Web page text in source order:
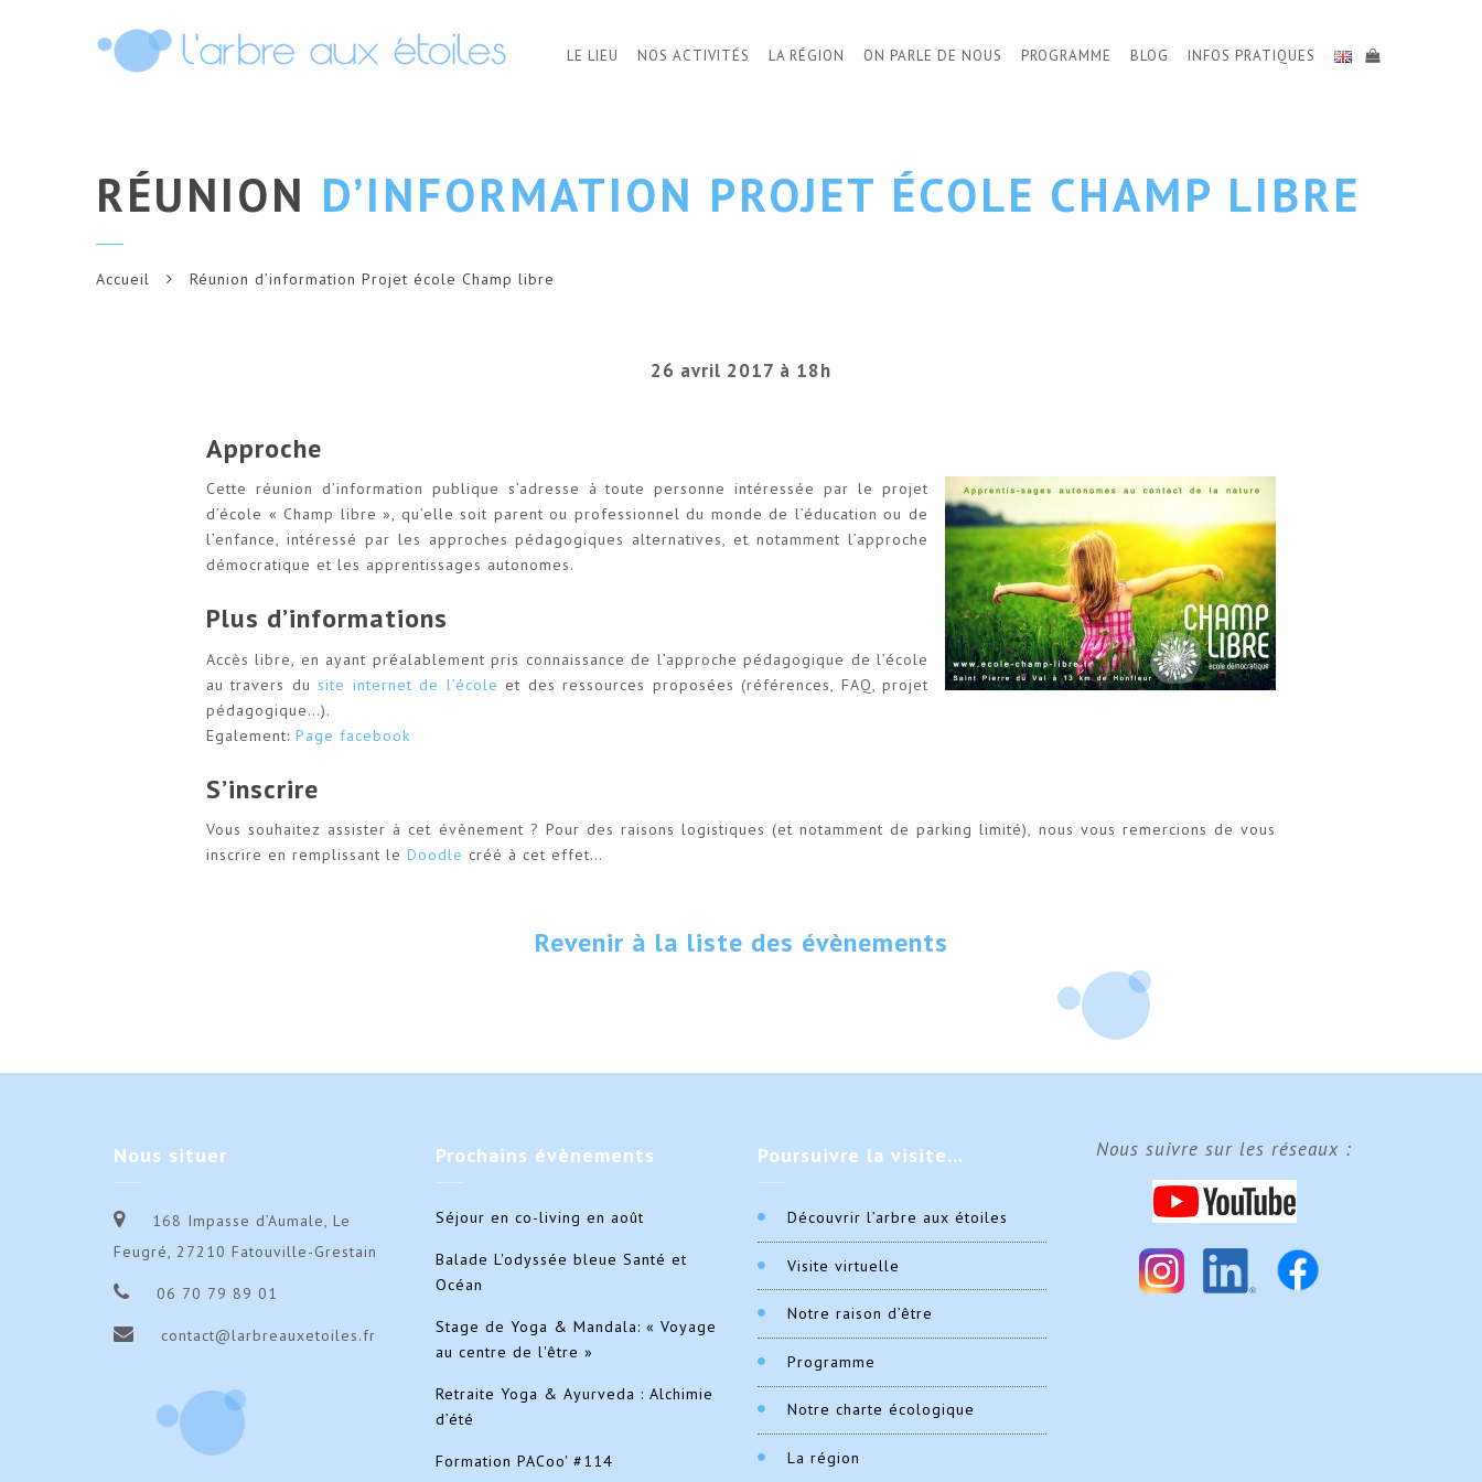
LE LIEU NOS ACTIVITÉS LA RÉGION ON PARLE DE NOUS PROGRAMME BLOG INFOS PRATIQUES
RÉUNION D’INFORMATION PROJET ÉCOLE CHAMP LIBRE
Accueil Réunion d’information Projet école Champ libre
26 avril 2017 à 18h
Approche
Cette réunion d’information publique s’adresse à toute personne intéressée par le projet
d’école « Champ libre », qu’elle soit parent ou professionnel du monde de l’éducation ou de
l’enfance, intéressé par les approches pédagogiques alternatives, et notamment l’approche
démocratique et les apprentissages autonomes.
Plus d’informations
Accès libre, en ayant préalablement pris connaissance de l’approche pédagogique de l’école
au travers du site internet de l’école et des ressources proposées (références, FAQ, projet
pédagogique…).
Egalement: Page facebook
S’inscrire
Vous souhaitez assister à cet évènement ? Pour des raisons logistiques (et notamment de parking limité), nous vous remercions de vous
inscrire en remplissant le Doodle créé à cet effet…
Revenir à la liste des évènements
Nous situer
168 Impasse d’Aumale, Le
Feugré, 27210 Fatouville-Grestain
06 70 79 89 01
contact@larbreauxetoiles.fr
Prochains évènements
Séjour en co-living en août
Balade L'odyssée bleue Santé et
Océan
Stage de Yoga & Mandala: « Voyage
au centre de l'être »
Retraite Yoga & Ayurveda : Alchimie
d’été
Formation PACoo' #114
Poursuivre la visite…
Découvrir l’arbre aux étoiles
Visite virtuelle
Notre raison d’être
Programme
Notre charte écologique
La région
Nous suivre sur les réseaux :